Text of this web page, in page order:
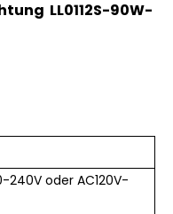
LL0112S-90W-
240V oder AC120V-